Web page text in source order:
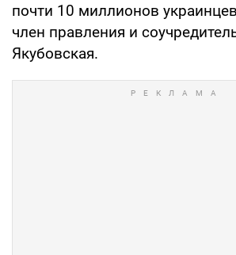
почти 10 миллионов
член правления и
Якубовская.